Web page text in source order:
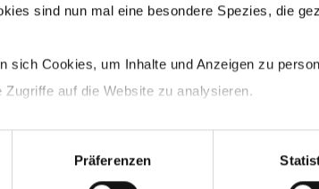
sind nun mal eine besondere Spezies, die
sich Cookies, um Inhalte und Anzeigen zu
Zugriffe auf die Website zu analysieren.
Präferenzen